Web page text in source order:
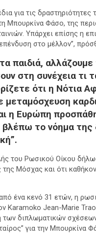
για τις
Μπουρκίνα Φάσο, της
Υπάρχει επίσης η
στο μέλλον”,
παιδιά,
στη συνέχεια τι
ότι η Νότια
μεταμόσχευση
η Ευρώπη
βλέπω το νόημα
του Ρωσικού Οίκου
Μόσχας και ότι
ένα κενό 31 ετών, η
Karamoko Jean-Marie
των διπλωματικών
για την Μπουρκίνα